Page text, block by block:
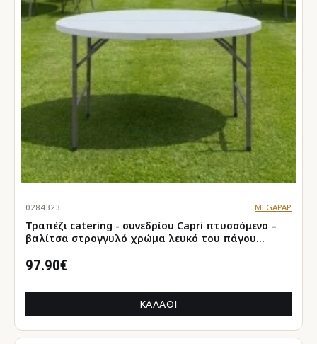
0284323 MEGAPAP
Τραπέζι catering - συνεδρίου Capri πτυσσόμενο –
βαλίτσα στρογγυλό χρώμα λευκό του πάγου
97.90€
ΚΑΛΆΘΙ